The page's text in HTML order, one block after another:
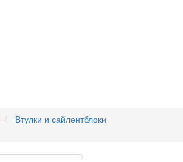
Втулки и сайлентблоки